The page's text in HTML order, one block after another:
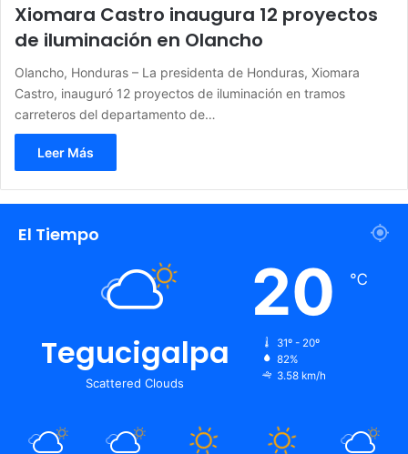
Xiomara Castro inaugura 12 proyectos
de iluminación en Olancho
Olancho, Honduras – La presidenta de Honduras, Xiomara
Castro, inauguró 12 proyectos de iluminación en tramos
carreteros del departamento de…
Leer Más
El Tiempo
Tegucigalpa
Scattered Clouds
20 ℃
31º - 20º
82%
3.58 km/h